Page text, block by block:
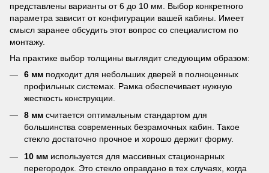
представлены варианты от 6 до 10 мм. Выбор конкретного
параметра зависит от конфигурации вашей кабины. Имеет
смысл заранее обсудить этот вопрос со специалистом по
монтажу.
На практике выбор толщины выглядит следующим образом:
6 мм подходит для небольших дверей в полноценных
профильных системах. Рамка обеспечивает нужную
жесткость конструкции.
8 мм считается оптимальным стандартом для
большинства современных безрамочных кабин. Такое
стекло достаточно прочное и хорошо держит форму.
10 мм используется для массивных стационарных
перегородок. Это стекло оправдано в тех случаях, когда